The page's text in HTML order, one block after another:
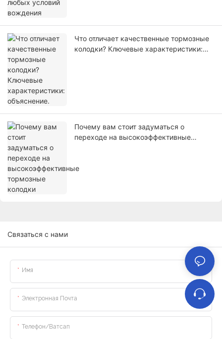
Что отличает качественные тормозные
колодки? Ключевые характеристики:
Почему вам стоит задуматься о
переходе на высокоэффективные
Связаться с нами
Имя
Электронная Почта
Телефон/ватсап